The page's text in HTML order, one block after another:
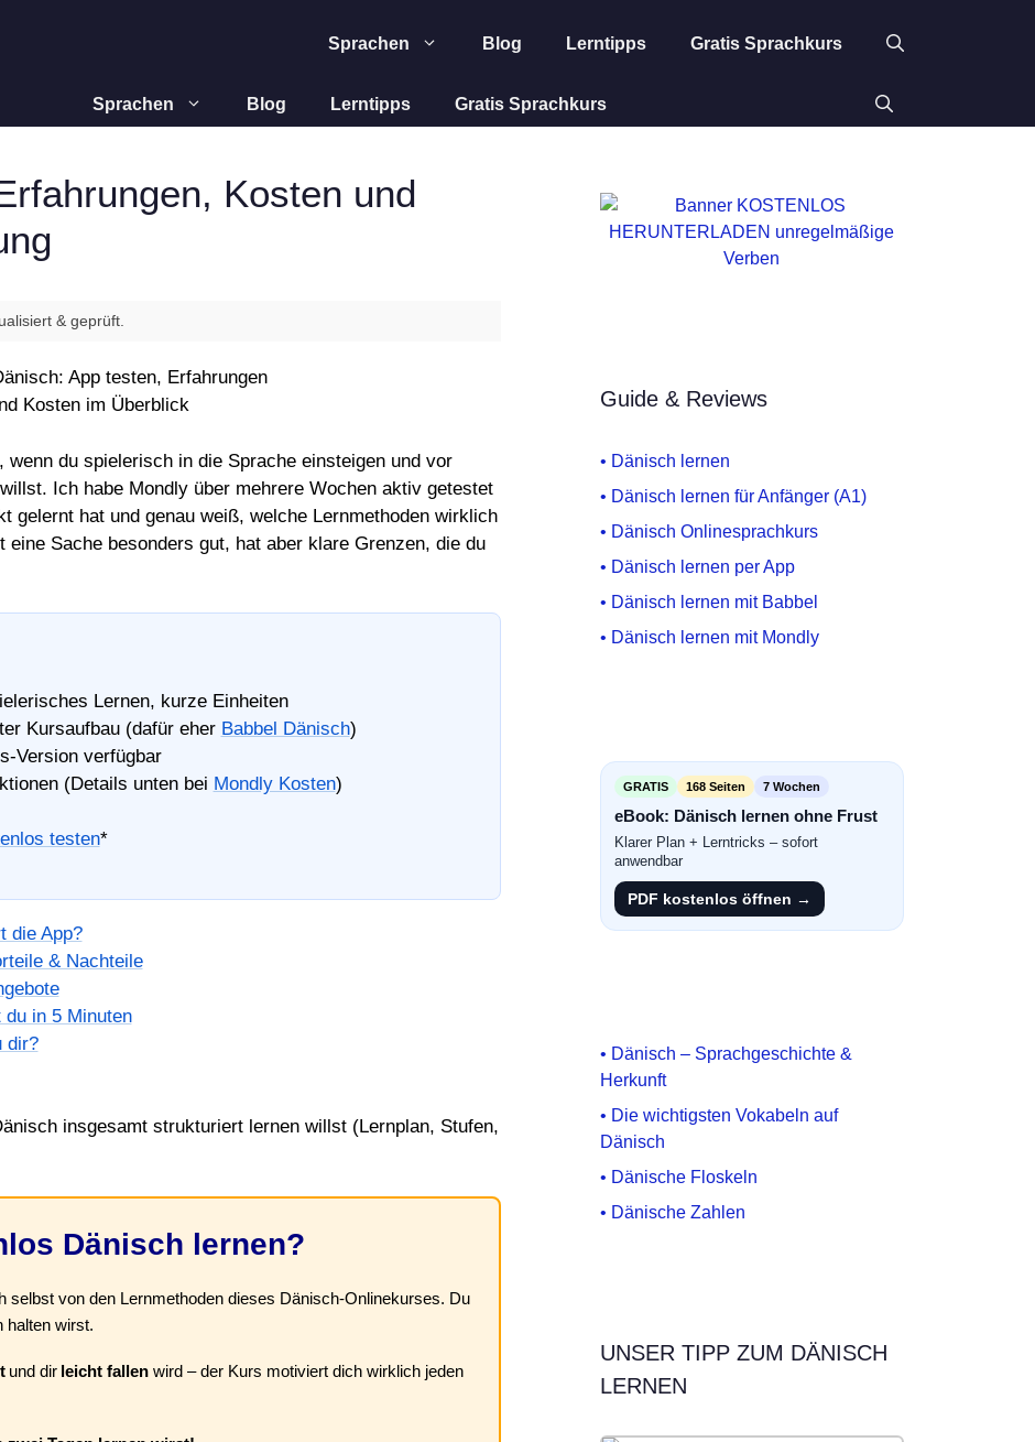
Sprachen Blog Lerntipps Gratis Sprachkurs
Sprachen Blog Lerntipps Gratis Sprachkurs
Kosten und
& geprüft.
du spielerisch in die Sprache einsteigen und vor
Ich habe Mondly über mehrere Wochen aktiv getestet
gelernt hat und genau weiß, welche Lernmethoden wirklich
Sache besonders gut, hat aber klare Grenzen, die du
Lernen, kurze Einheiten
Kursaufbau (dafür eher Babbel Dänisch)
Version verfügbar
(Details unten bei Mondly Kosten)
testen*
die App?
& Nachteile
in 5 Minuten
dir?
insgesamt strukturiert lernen willst (Lernplan, Stufen,
Dänisch lernen?
selbst von den Lernmethoden dieses Dänisch-Onlinekurses. Du
halten wirst.
und dir leicht fallen wird – der Kurs motiviert dich wirklich jeden
Guide & Reviews
• Dänisch lernen
• Dänisch lernen für Anfänger (A1)
• Dänisch Onlinesprachkurs
• Dänisch lernen per App
• Dänisch lernen mit Babbel
• Dänisch lernen mit Mondly
GRATIS 168 Seiten 7 Wochen
eBook: Dänisch lernen ohne Frust
Klarer Plan + Lerntricks – sofort
anwendbar
PDF kostenlos öffnen →
• Dänisch – Sprachgeschichte &
Herkunft
• Die wichtigsten Vokabeln auf
Dänisch
• Dänische Floskeln
• Dänische Zahlen
UNSER TIPP ZUM DÄNISCH
LERNEN